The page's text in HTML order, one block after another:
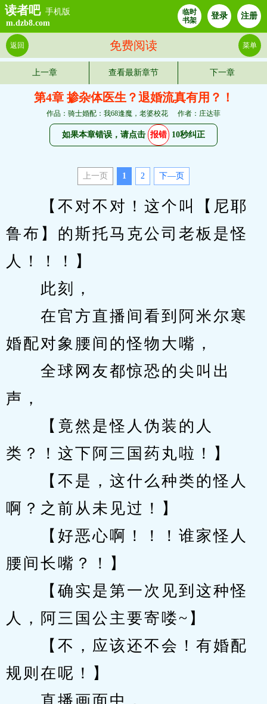
读者吧 手机版
m.dzb8.com
临时
书架
登录 注册
免费阅读
返回 菜单
上一章 查看最新章节 下一章
第4章 掺杂体医生？退婚流真有用？！
作品：骑士婚配：我68逢魔，老婆校花 作者：庄达菲
如果本章错误，请点击 报错 10秒纠正
上一页 1 2 下—页
【不对不对！这个叫【尼耶
鲁布】的斯托马克公司老板是怪
人！！！】
此刻，
在官方直播间看到阿米尔寒
婚配对象腰间的怪物大嘴，
全球网友都惊恐的尖叫出
声，
【竟然是怪人伪装的人
类？！这下阿三国药丸啦！】
【不是，这什么种类的怪人
啊？之前从未见过！】
【好恶心啊！！！谁家怪人
腰间长嘴？！】
【确实是第一次见到这种怪
人，阿三国公主要寄喽~】
【不，应该还不会！有婚配
规则在呢！】